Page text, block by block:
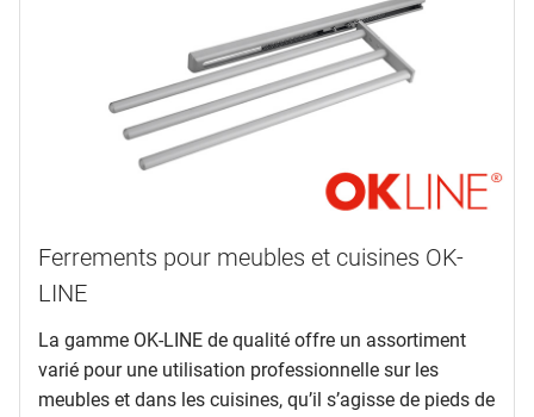
Ferrements pour meubles et cuisines OK-
LINE
La gamme OK-LINE de qualité offre un assortiment
varié pour une utilisation professionnelle sur les
meubles et dans les cuisines, qu’il s’agisse de pieds de